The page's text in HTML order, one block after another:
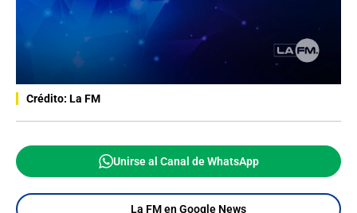
Crédito: La FM
Unirse al Canal de WhatsApp
La FM en Google News